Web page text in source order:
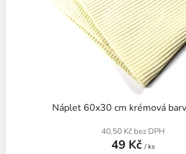
Náplet 60x30 cm krémová
40,50 Kč bez DPH
49 Kč / ks